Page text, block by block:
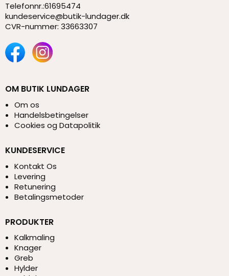
Telefonnr.:61695474
kundeservice@butik-lundager.dk
CVR-nummer: 33663307
OM BUTIK LUNDAGER
Om os
Handelsbetingelser
Cookies og Datapolitik
KUNDESERVICE
Kontakt Os
Levering
Retunering
Betalingsmetoder
PRODUKTER
Kalkmaling
Knager
Greb
Hylder